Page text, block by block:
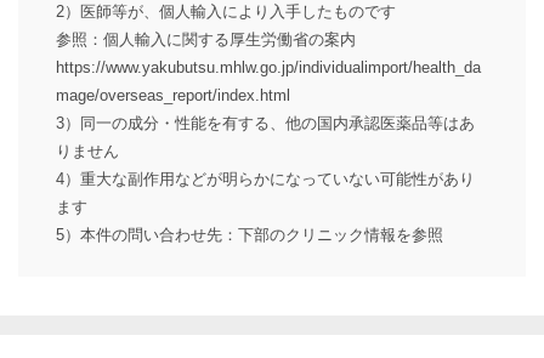
2）医師等が、個人輸入により入手したものです
参照：個人輸入に関する厚生労働省の案内
https://www.yakubutsu.mhlw.go.jp/individualimport/health_da
mage/overseas_report/index.html
3）同一の成分・性能を有する、他の国内承認医薬品等はあ
りません
4）重大な副作用などが明らかになっていない可能性があり
ます
5）本件の問い合わせ先：下部のクリニック情報を参照